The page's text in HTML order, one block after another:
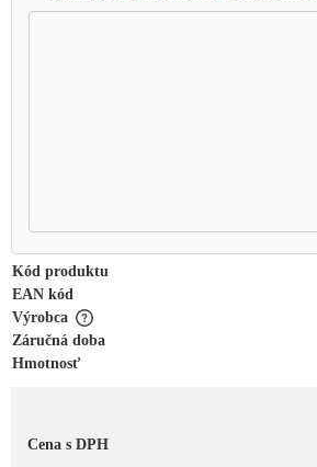
Kód produktu
EAN kód
Výrobca
Záručná doba
Hmotnosť
Cena s DPH